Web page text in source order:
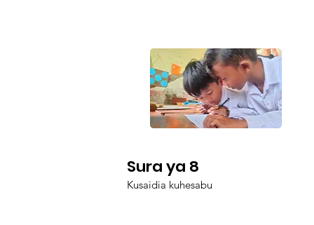
Sura ya 8
Kusaidia kuhesabu